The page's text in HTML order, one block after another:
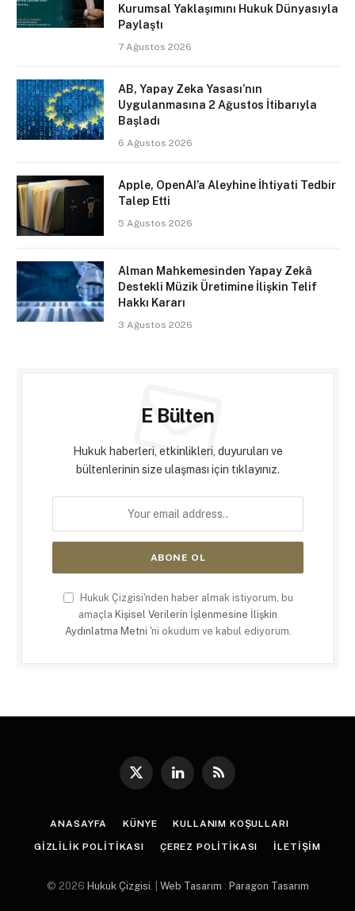
Kurumsal Yaklaşımını Hukuk Dünyasıyla
Paylaştı
7 Ağustos 2026
AB, Yapay Zeka Yasası’nın
Uygulanmasına 2 Ağustos İtibarıyla
Başladı
6 Ağustos 2026
Apple, OpenAI’a Aleyhine İhtiyati Tedbir
Talep Etti
5 Ağustos 2026
Alman Mahkemesinden Yapay Zekâ
Destekli Müzik Üretimine İlişkin Telif
Hakkı Kararı
3 Ağustos 2026
E Bülten
Hukuk haberleri, etkinlikleri, duyuruları ve
bültenlerinin size ulaşması için tıklayınız.
Hukuk Çizgisi'nden haber almak istiyorum, bu
amaçla Kişisel Verilerin İşlenmesine İlişkin
Aydınlatma Metni 'ni okudum ve kabul ediyorum.
X
LinkedInRSS
ANASAYFA KÜNYE KULLANIM KOŞULLARI
GIZLILIK POLITIKASI ÇEREZ POLITIKASI İLETIŞIM
© 2026 Hukuk Çizgisi Web Tasarım : Paragon Tasarım